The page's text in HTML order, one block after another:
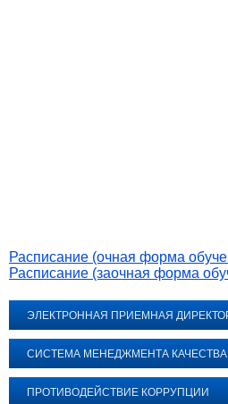
Расписание (очная форма
Расписание (заочная форма
ЭЛЕКТРОННАЯ ПРИЕМНАЯ
СИСТЕМА МЕНЕДЖМЕНТА КАЧЕСТВА
ПРОТИВОДЕЙСТВИЕ КОРРУПЦИИ